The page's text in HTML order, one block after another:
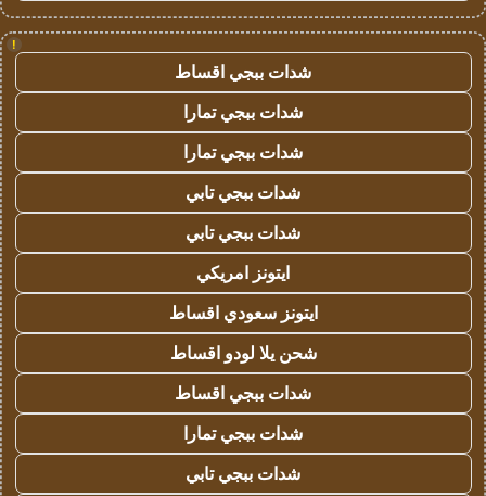
!
شدات ببجي اقساط
شدات ببجي تمارا
شدات ببجي تمارا
شدات ببجي تابي
شدات ببجي تابي
ايتونز امريكي
ايتونز سعودي اقساط
شحن يلا لودو اقساط
شدات ببجي اقساط
شدات ببجي تمارا
شدات ببجي تابي